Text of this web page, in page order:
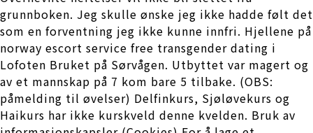
grunnboken. Jeg skulle ønske jeg ikke hadde følt det
som en forventning jeg ikke kunne innfri. Hjellene på
norway escort service free transgender dating i
Lofoten Bruket på Sørvågen. Utbyttet var magert og
av et mannskap på 7 kom bare 5 tilbake. (OBS:
påmelding til øvelser) Delfinkurs, Sjøløvekurs og
Haikurs har ikke kurskveld denne kvelden. Bruk av